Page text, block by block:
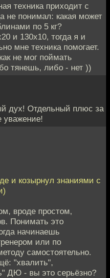
техника приходит с
не понимал: какая может
по 5 кг?
и 130х10, тогда я и
мне техника помогает.
не мог поймать
тянешь, либо - нет ))
дух! Отдельный плюс за
уважение!
и козырнул знаниями с
вроде простом,
Понимать это
начинаешь
или по
самостоятельно.
"хвалить",
ДЮ - вы это серьёзно?